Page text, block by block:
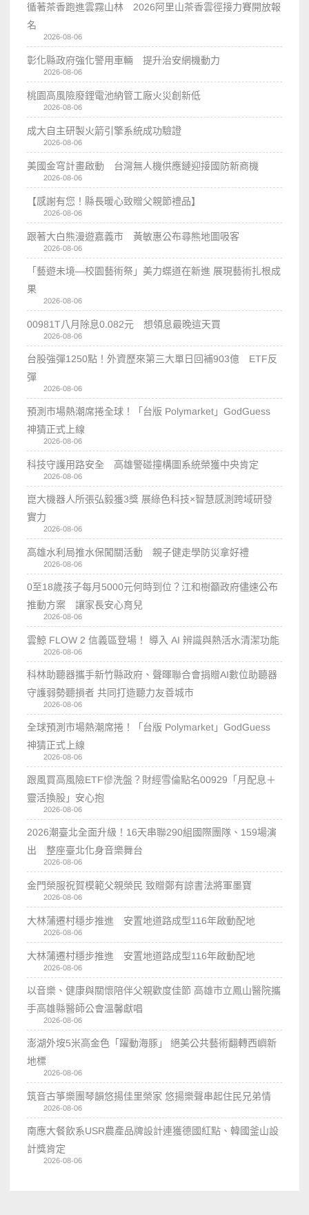
循著茶香跑進雲霧山林 2026阿里山茶香雲徑接力賽開放報
名
2026-08-06
彰化縣政府強化警用車輛 提升治安網機動力
2026-08-06
桃園高風險廢鋰電池納管工廠火災創新低
2026-08-06
成大自主研製火箭引擎系統成功驗證
2026-08-06
美國金穹計畫啟動 台灣無人機供應鏈迎接國防新商機
2026-08-06
【感謝有您！縣長暖心致贈父親節禮品】
2026-08-06
跟著大白熊漫遊嘉義市 黃敏惠公布尋熊地圖吸客
2026-08-06
「藝遊未境—校園藝術祭」美力蝶道在新進 展現藝術扎根成
果
2026-08-06
00981T八月除息0.082元 想領息最晚這天買
2026-08-06
台股強彈1250點！外資歷來第三大單日回補903億 ETF反
彈
2026-08-06
預測市場熱潮席捲全球！「台版 Polymarket」GodGuess
神猜正式上線
2026-08-06
科技守護用路安全 高雄警碰撞構圖系統榮獲中央肯定
2026-08-06
崑大機器人所張弘毅獲3獎 展綠色科技×智慧感測跨域研發
實力
2026-08-06
高雄水利局推水保闖關活動 親子健走學防災拿好禮
2026-08-06
0至18歲孩子每月5000元何時到位？江和樹籲政府儘速公布
推動方案 讓家長安心育兒
2026-08-06
雲鯨 FLOW 2 信義區登場！ 導入 AI 辨識與熱活水清潔功能
2026-08-06
科林助聽器攜手新竹縣政府、聲暉聯合會捐贈AI數位助聽器
守護弱勢聽損者 共同打造聽力友善城市
2026-08-06
全球預測市場熱潮席捲！「台版 Polymarket」GodGuess
神猜正式上線
2026-08-06
跟風買高風險ETF慘洗盤？財經雪倫點名00929「月配息＋
靈活換股」安心抱
2026-08-06
2026潮臺北全面升級！16天串聯290組國際團隊、159場演
出 整座臺北化身音樂舞台
2026-08-06
金門榮服祝賀模範父親榮民 致贈鄭有諒書法將軍墨寶
2026-08-06
大林蒲遷村穩步推進 安置地道路成型116年啟動配地
2026-08-06
大林蒲遷村穩步推進 安置地道路成型116年啟動配地
2026-08-06
以音樂、健康與關懷陪伴父親歡度佳節 高雄市立鳳山醫院攜
手高雄縣醫師公會溫馨獻唱
2026-08-06
澎湖外垵5米高金色「躍動海豚」 絕美公共藝術翻轉西嶼新
地標
2026-08-06
筑音古箏樂團琴韻悠揚佳里榮家 悠揚樂聲串起住民兄弟情
2026-08-06
南應大餐飲系USR農產品牌設計連獲德國紅點、韓國釜山設
計獎肯定
2026-08-06